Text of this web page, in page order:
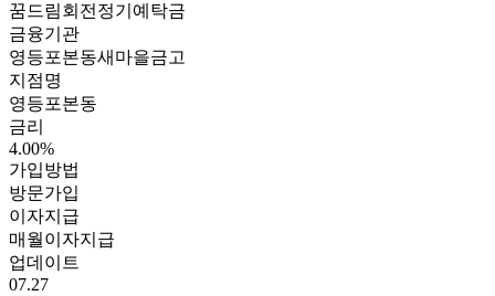
꿈드림회전정기예탁금
금융기관
영등포본동새마을금고
지점명
영등포본동
금리
4.00%
가입방법
방문가입
이자지급
매월이자지급
업데이트
07.27